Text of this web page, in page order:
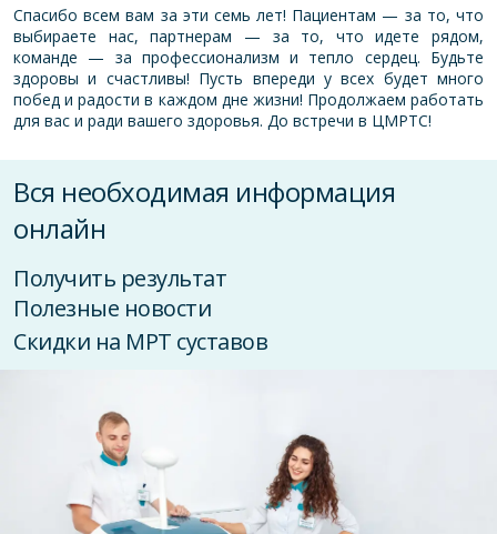
Спасибо всем вам за эти семь лет! Пациентам — за то, что
выбираете нас, партнерам — за то, что идете рядом,
команде — за профессионализм и тепло сердец. Будьте
здоровы и счастливы! Пусть впереди у всех будет много
побед и радости в каждом дне жизни! Продолжаем работать
для вас и ради вашего здоровья. До встречи в ЦМРТС!
Вся необходимая информация
онлайн
Получить результат
Полезные новости
Скидки на МРТ суставов